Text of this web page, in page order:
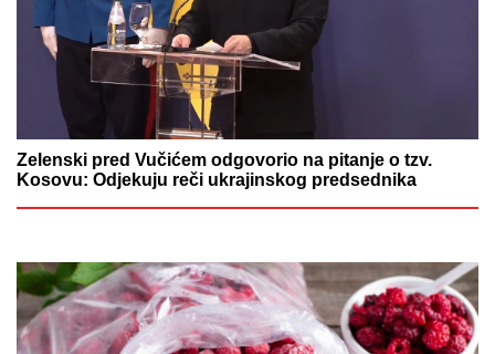
Zelenski pred Vučićem odgovorio na pitanje o tzv.
Kosovu: Odjekuju reči ukrajinskog predsednika